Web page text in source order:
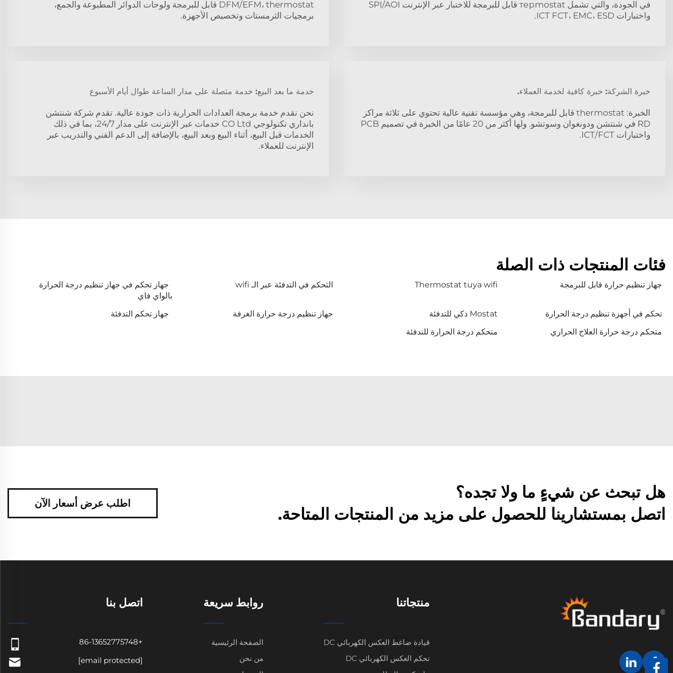
في الجودة، والتي تشمل терmostat قابل للبرمجة للاختبار عبر الإنترنت SPI/AOI
واختبارات ICT FCT، EMC، ESD.
DFM/EFM، thermostat قابل للبرمجة ولوحات الدوائر المطبوعة والجمع،
برمجيات الثرمستات وتخصيص الأجهزة.
خبرة الشركة: خبرة كافية لخدمة العملاء.
الخبرة: thermostat قابل للبرمجة، وهي مؤسسة تقنية عالية تحتوي على ثلاثة مراكز
RD في شنتشن ودونغوان وسوتشو. ولها أكثر من 20 عامًا من الخبرة في تصميم PCB
واختبارات ICT/FCT.
خدمة ما بعد البيع: خدمة متصلة على مدار الساعة طوال أيام الأسبوع
نحن نقدم خدمة برمجة العدادات الحرارية ذات جودة عالية. تقدم شركة شنتشن
بانداري تكنولوجي CO Ltd خدمات عبر الإنترنت على مدار 24/7، بما في ذلك
الخدمات قبل البيع، أثناء البيع وبعد البيع، بالإضافة إلى الدعم الفني والتدريب عبر
الإنترنت للعملاء.
فئات المنتجات ذات الصلة
جهاز تنظيم حرارة قابل للبرمجة Thermostat tuya wifi التحكم في التدفئة عبر الـ wifi
جهاز تحكم في جهاز تنظيم درجة الحرارة
بالواي فاي
تحكم في أجهزة تنظيم درجة الحرارة
Mostat ذكي للتدفئة جهاز تنظيم درجة حرارة الغرفة
جهاز تحكم التدفئة
متحكم درجة حرارة العلاج الحراري
متحكم درجة الحرارة للتدفئة
هل تبحث عن شيءٍ ما ولا تجده؟
اتصل بمستشارينا للحصول على مزيد من المنتجات المتاحة.
اطلب عرض أسعار الآن
منتجاتنا
قيادة ضاغط العكس الكهربائي DC
تحكم العكس الكهربائي DC
روابط سريعة
الصفحة الرئيسية
من نحن
اتصل بنا
+86-13652775748
[email protected]